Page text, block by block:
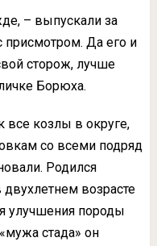
– выпускали за
присмотром. Да его и
сторож, лучше
Борюха.
все козлы в округе,
со всеми подряд
Родился
возрасте
улучшения породы
стада» он